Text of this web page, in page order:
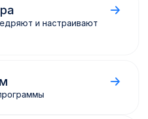
и настраивают